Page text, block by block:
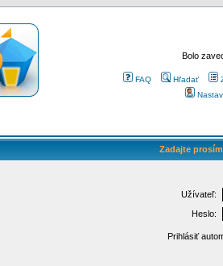
Bolo
FAQ Hľadať
Zadajte
Užívateľ:
Heslo:
Prihlásiť